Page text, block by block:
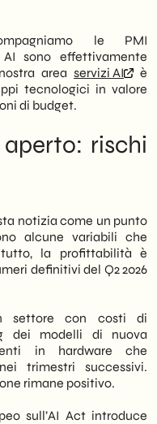
le PMI
sono effettivamente
area servizi AI
è
tecnologici in valore
di budget.
rischi
notizia come un punto
alcune variabili che
la profittabilità è
definitivi del Q2 2026
settore con costi di
dei modelli di nuova
in hardware che
trimestri successivi.
rimane positivo.
sull’AI Act introduce